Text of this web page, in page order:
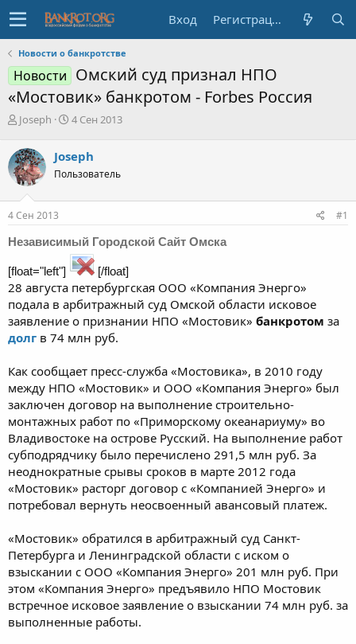
Вход Регистрация
Новости о банкротстве
Новости Омский суд признал НПО
«Мостовик» банкротом - Forbes Россия
А
т
о
р
т
е
м
Joseph
Д
а
н
ч
а
4 Сен 2013
Joseph
Пользователь
4 Сен 2013
#1
Независимый Городской Сайт Омска
[float="left"] [/float]
28 августа петербургская ООО «Компания Энерго»
подала в арбитражный суд Омской области исковое
заявление о признании НПО «Мостовик» банкротом за
долг в 74 млн руб.
Как сообщает пресс-служба «Мостовика», в 2010 году
между НПО «Мостовик» и ООО «Компания Энерго» был
заключен договор на выполнение строительно-
монтажных работ по «Приморскому океанариуму» во
Владивостоке на острове Русский. На выполнение работ
субподрядчику было перечислено 291,5 млн руб. За
неоднократные срывы сроков в марте 2012 года
«Мостовик» расторг договор с «Компанией Энерго» и
потребовал вернуть неосвоенный авансовый платеж.
«Мостовик» обратился в арбитражный суд Санкт-
Петербурга и Ленинградской области с иском о
взыскании с ООО «Компания Энерго» 201 млн руб. При
этом «Компания Энерго» предъявило НПО Мостовик
встречное исковое заявление о взыскании 74 млн руб. за
выполненные работы.